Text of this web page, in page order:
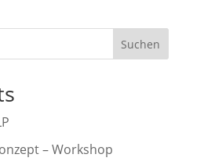
Suchen
– Workshop